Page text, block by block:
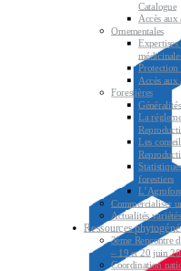
Catalogue
Accès aux
Ornementales
Expertises
Protection
Accès aux
Forestières
La
Les
forestiers
Commercialiser
Actualités
Ressources
3ème Rencontre
– 19 et 20 juin
Coordination